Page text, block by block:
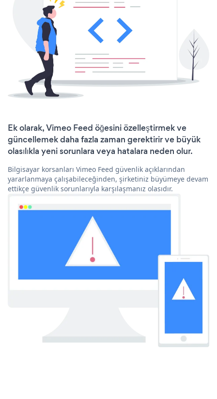
Ek olarak, Vimeo Feed öğesini özelleştirmek ve
güncellemek daha fazla zaman gerektirir ve büyük
olasılıkla yeni sorunlara veya hatalara neden olur.
Bilgisayar korsanları Vimeo Feed güvenlik açıklarından
yararlanmaya çalışabileceğinden, şirketiniz büyümeye devam
ettikçe güvenlik sorunlarıyla karşılaşmanız olasıdır.